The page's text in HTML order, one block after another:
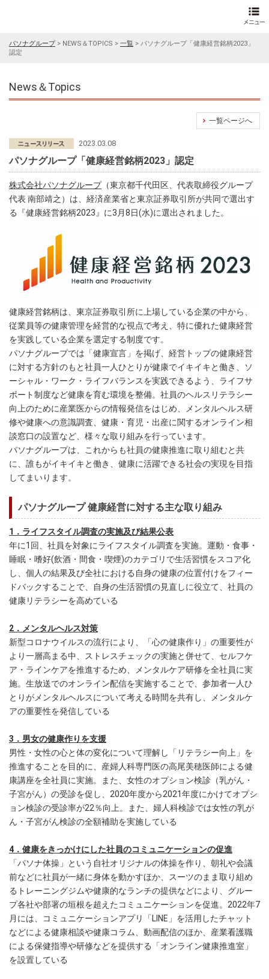
パソナグループ> NEWS＆TOPICS > 一覧 > パソナグループ「健康経営銘柄2023」
認定
News＆Topics
一覧ページへ
2023.03.08
パソナグループ「健康経営銘柄2023」認定
株式会社パソナグループ（東京都千代田区、代表取締役グループ
代表 南部靖之）は、経済産業省と東京証券取引所が共同で選出す
る『健康経営銘柄2023』に3月8日(水)に選出されました。
健康経営銘柄は、東京証券取引所に上場している企業の中から、
従業員等の健康管理を経営的な視点で考え、特に優れた健康経営
を実践している企業を選定する制度です。
パソナグループでは「健康宣言」を掲げ、経営トップの健康経営
に対する方針のもと社員一人ひとりが健康でイキイキと働き、ソ
ーシャル・ワーク・ライフバランスを実践できるよう、ライフサ
ポート制度など健康を育む環境を整備。社員のヘルスリテラシー
向上のために産業医からの情報発信をはじめ、メンタルヘルス研
修や健康への意識調査、健康・育児・出産に関するオンライン相
談窓口の設置など、様々な取り組みを行っています。
パソナグループは、これからも社員の健康推進に取り組むと共
に、誰もがイキイキと働き、健康に活躍できる社会の実現を目指
してまいります。
パソナグループ 健康経営に対する主な取り組み
1．ライフスタイル調査の実施及び結果公表
年に1回、社員を対象にライフスタイル調査を実施。運動・食事・
睡眠・嗜好(飲酒・間食・喫煙)のカテゴリで生活習慣をスコア化
し、個人の結果及び全社における自身の健康の位置付けをフィー
ドバックすることで、自身の生活習慣の見直しに役立て、社員の
健康リテラシーを高めている
2．メンタルヘルス対策
新型コロナウイルスの流行により、「心の健康作り」の重要性が
より一層高まる中、ストレスチェックの実施と併せて、セルフケ
ア・ラインケアを推進するため、メンタルケア研修を全社員に実
施。生放送でのオンライン配信を実施することで、参加者一人ひ
とりがメンタルヘルスについて考える時間を共有し、メンタルケ
アの重要性を発信している
3．男女の健康作りを支援
男性・女性の心と体の変化について理解し「リテラシー向上」を
推進することを目的に、産婦人科専門医の高尾美穂医師による健
康講座を全社員に実施。また、女性のオプション検診（乳がん・
子宮がん）の受診を促し、2020年度から2021年度にかけてオプシ
ョン検診の受診率が22％向上。また、婦人科検診では女性の乳が
ん・子宮がん検診の全額補助を実施している
4．健康をきっかけにした社員のコミュニケーションの促進
「パソナ体操」という自社オリジナルの体操を作り、朝礼や会議
前などに社員が一緒に身体を動かすほか、スーツのまま取り組め
るトレーニングジムや健康的なランチの提供などにより、グルー
プ各社や部署の垣根を超えたコミュニケーションを促進。2022年7
月には、コミュニケーションアプリ「LINE」を活用したチャット
などによる健康相談や健康コラム、動画配信のほか、産業看護職
による保健指導や研修などを提供する「オンライン健康推進室」
を設置している